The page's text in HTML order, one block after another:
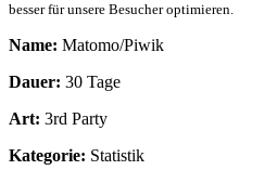
besser für unsere Besucher optimieren.
Name: Matomo/Piwik
Dauer: 30 Tage
Art: 3rd Party
Kategorie: Statistik